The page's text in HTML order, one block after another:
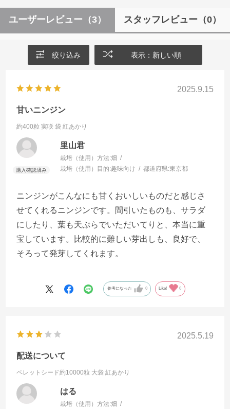
ユーザーレビュー （3） スタッフレビュー （0）
絞り込み 表示：新しい順
2025.9.15
甘いニンジン
約400粒 実咲 袋 紅あかり
里山君
栽培（使用）方法:畑
栽培（使用）目的:趣味向け 都道府県:東京都
ニンジンがこんなにも甘くおいしいものだと感じさ
せてくれるニンジンです。間引いたものも、サラダ
にしたり、葉も天ぷらでいただいてりと、本当に重
宝しています。比較的に難しい芽出しも、良好で、
そろって発芽してくれます。
参考になった 0 Like! 0
2025.5.19
配送について
ペレットシード約10000粒 大袋 紅あかり
はる
栽培（使用）方法:畑